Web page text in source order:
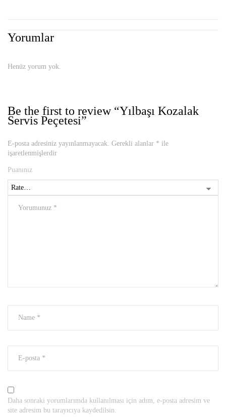
Yorumlar
Henüz yorum yok.
Be the first to review “Yılbaşı Kozalak
Servis Peçetesi”
E-posta adresiniz yayınlanmayacak. Gerekli alanlar * ile
işaretlenmişlerdir
Puanınız
Daha sonraki yorumlarımda kullanılması için adım, e-posta adresim ve
site adresim bu tarayıcıya kaydedilsin.